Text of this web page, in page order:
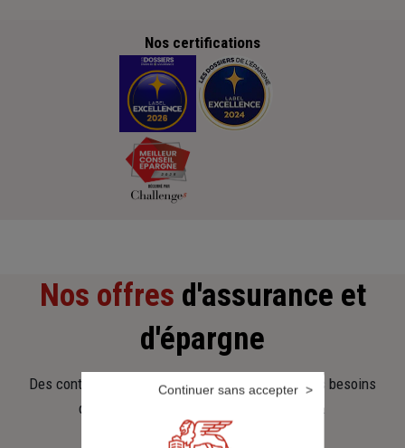
Nos certifications
Nos offres d'assurance et
d'épargne
Des contrats clairs et flexibles pour sécuriser vos besoins
d’aujourd’hui et anticiper ceux de demain.
Continuer sans accepter